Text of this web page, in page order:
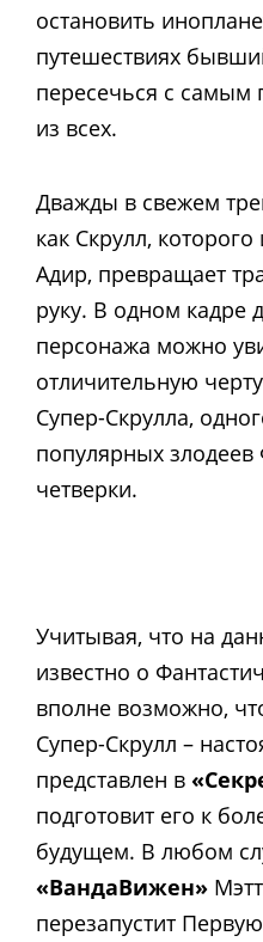
остановить
путешествиях
пересечься с
из всех.
Дважды в свежем
как Скрулл,
Адир, превращает
руку. В одном кадре
персонажа можно
отличительную
Супер-Скрулла,
популярных злодеев
четверки.
Учитывая, что на
известно о
вполне возможно,
Супер-Скрулл –
представлен в
подготовит его к
будущем. В любом
«ВандаВижен»
перезапустит